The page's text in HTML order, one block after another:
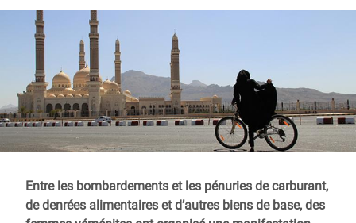
Entre les bombardements et les pénuries de carburant,
de denrées alimentaires et d’autres biens de base, des